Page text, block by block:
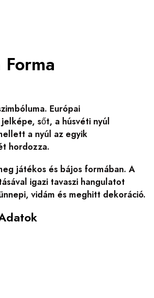
Európai
sőt, a húsvéti nyúl
a nyúl az egyik
hordozza.
játékos és bájos formában. A
igazi tavaszi hangulatot
vidám és meghitt dekoráció.